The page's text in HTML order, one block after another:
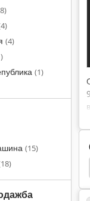
(4)
(1)
(15)
За Лепило